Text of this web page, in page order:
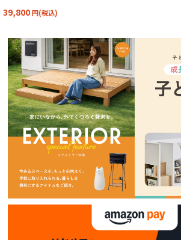
39,800円(税込)